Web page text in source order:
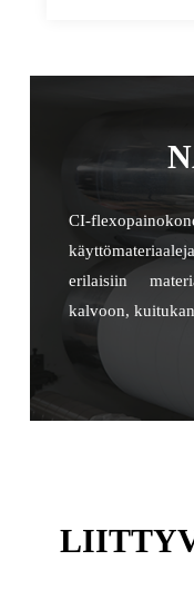
CI-
erilaisiin
kalvoon,